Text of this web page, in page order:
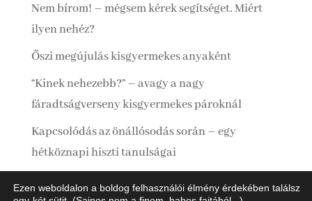
Nem bírom! – mégsem kérek segítséget. Miért
ilyen nehéz?
Őszi megújulás kisgyermekes anyaként
“Kinek nehezebb?” – avagy a nagy
fáradtságverseny kisgyermekes pároknál
Kapcsolódás az önállósodás során – egy
hétköznapi hiszti tanulságai
Ezen weboldalon a boldog felhasználói élmény érdekében találsz